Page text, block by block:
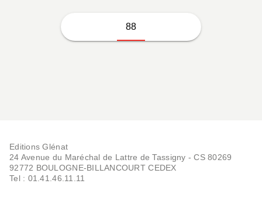
88
Editions Glénat
24 Avenue du Maréchal de Lattre de Tassigny - CS 80269
92772 BOULOGNE-BILLANCOURT CEDEX
Tel : 01.41.46.11.11